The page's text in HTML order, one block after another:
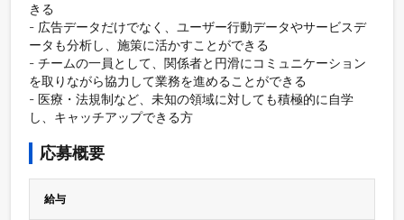
きる
- 広告データだけでなく、ユーザー行動データやサービスデ
ータも分析し、施策に活かすことができる
- チームの一員として、関係者と円滑にコミュニケーション
を取りながら協力して業務を進めることができる
- 医療・法規制など、未知の領域に対しても積極的に自学
し、キャッチアップできる方
応募概要
給与